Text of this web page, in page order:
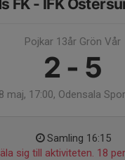
FK - IFK
Pojkar 13år Grön Vår
2 - 5
maj, 17:00, Odensala
Samling 16:15
sig till aktiviteten. 18